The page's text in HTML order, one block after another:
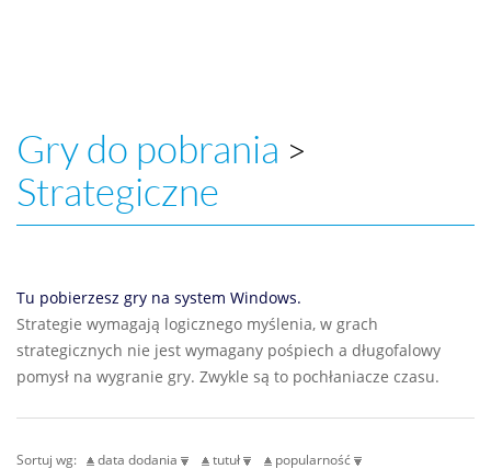
Gry do pobrania >
Strategiczne
Tu pobierzesz gry na system Windows.
Strategie wymagają logicznego myślenia, w grach
strategicznych nie jest wymagany pośpiech a długofalowy
pomysł na wygranie gry. Zwykle są to pochłaniacze czasu.
Sortuj wg: data dodania tutuł popularność